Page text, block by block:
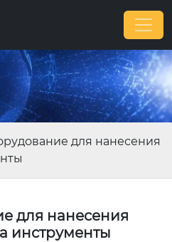
для нанесения
для нанесения
инструменты